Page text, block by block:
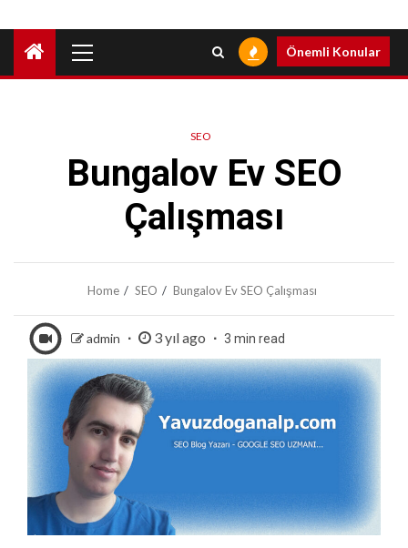
Menu
Önemli Konular
SEO
Bungalov Ev SEO
Çalışması
Home SEO Bungalov Ev SEO Çalışması
admin 3 yıl ago 3 min read